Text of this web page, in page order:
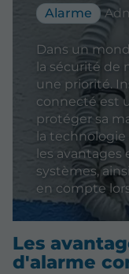
Alarme
Dans un
la sécurité de
une priorité.
connecté est
protéger sa
la
les avantages
systèmes,
en compte
Les
d'alarme